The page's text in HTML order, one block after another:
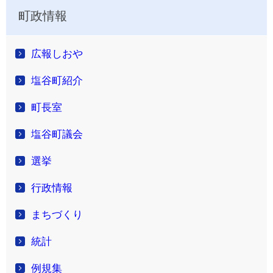
町政情報
広報しおや
塩谷町紹介
町長室
塩谷町議会
選挙
行政情報
まちづくり
統計
例規集